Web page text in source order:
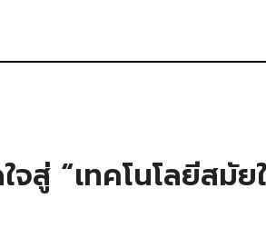
จสู่ “เทคโนโลยีส